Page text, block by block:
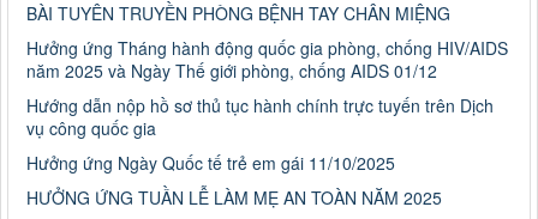
BÀI TUYÊN TRUYỀN PHÒNG BỆNH TAY CHÂN MIỆNG
Hưởng ứng Tháng hành động quốc gia phòng, chống HIV/AIDS
năm 2025 và Ngày Thế giới phòng, chống AIDS 01/12
Hướng dẫn nộp hồ sơ thủ tục hành chính trực tuyến trên Dịch
vụ công quốc gia
Hưởng ứng Ngày Quốc tế trẻ em gái 11/10/2025
HƯỞNG ỨNG TUẦN LỄ LÀM MẸ AN TOÀN NĂM 2025